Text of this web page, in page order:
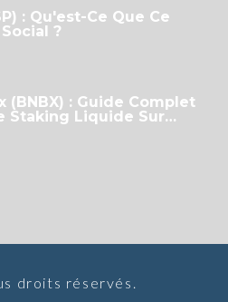
: Qu'est-Ce Que Ce
?
(BNBX) : Guide Complet
Staking Liquide Sur
droits réservés.